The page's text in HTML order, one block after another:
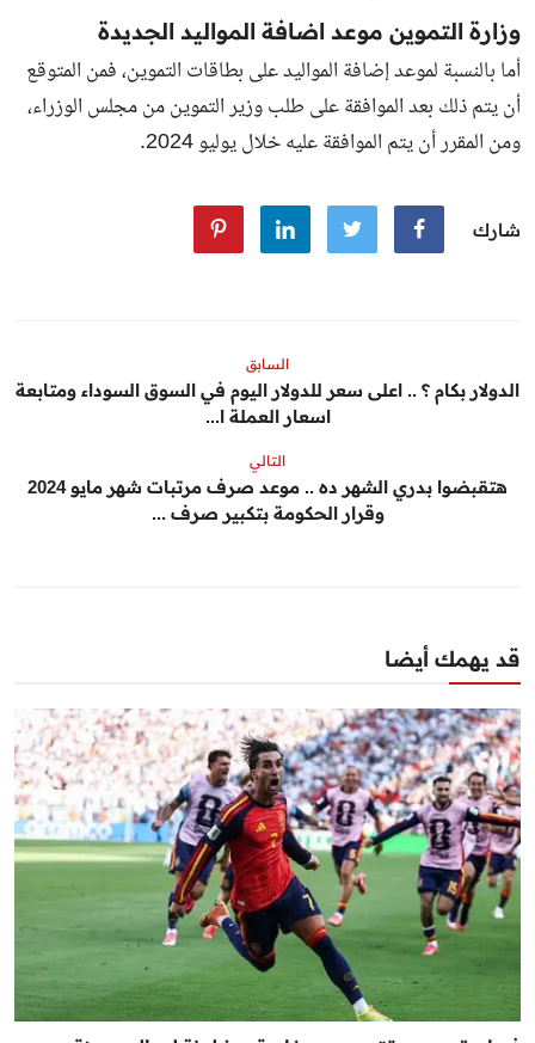
وزارة التموين موعد اضافة المواليد الجديدة
أما بالنسبة لموعد إضافة المواليد على بطاقات التموين، فمن المتوقع
أن يتم ذلك بعد الموافقة على طلب وزير التموين من مجلس الوزراء،
ومن المقرر أن يتم الموافقة عليه خلال يوليو 2024.
شارك
السابق
الدولار بكام ؟ .. اعلى سعر للدولار اليوم في السوق السوداء ومتابعة
اسعار العملة ا...
التالي
هتقبضوا بدري الشهر ده .. موعد صرف مرتبات شهر مايو 2024
وقرار الحكومة بتكبير صرف ...
قد يهمك أيضا